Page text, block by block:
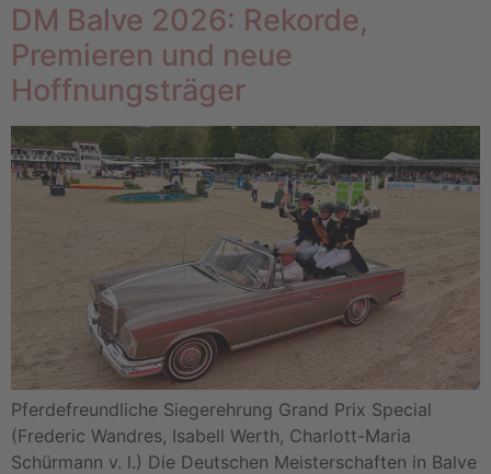
DM Balve 2026: Rekorde,
Premieren und neue
Hoffnungsträger
Pferdefreundliche Siegerehrung Grand Prix Special
(Frederic Wandres, Isabell Werth, Charlott-Maria
Schürmann v. l.) Die Deutschen Meisterschaften in Balve